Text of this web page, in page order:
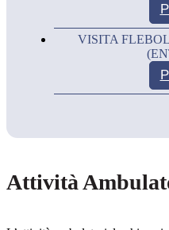
VISITA
Attività